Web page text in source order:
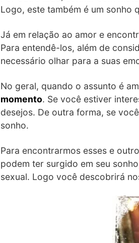
Logo, este também é um sonho
Já em relação ao amor e
Para entendê-los, além de
necessário olhar para a suas
No geral, quando o assunto é
momento. Se você estiver
desejos. De outra forma, se
sonho.
Para encontrarmos esses e
podem ter surgido em seu
sexual. Logo você descobrirá